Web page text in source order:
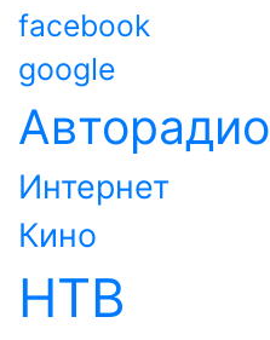
facebook
google
Авторадио
Интернет
Кино
НТВ